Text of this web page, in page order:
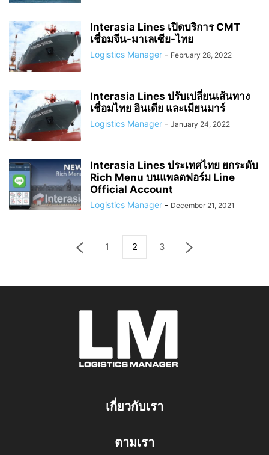
Interasia Lines เปิดบริการ CMT
เชื่อมจีน-มาเลเซีย-ไทย
Logistics Manager - February 28, 2022
Interasia Lines ปรับเปลี่ยนเส้นทาง
เชื่อมไทย อินเดีย และเมียนมาร์
Logistics Manager - January 24, 2022
Interasia Lines ประเทศไทย ยกระดับ
Rich Menu บนแพลตฟอร์ม Line
Official Account
Logistics Manager - December 21, 2021
1 2 3
เกี่ยวกับเรา
ตามเรา